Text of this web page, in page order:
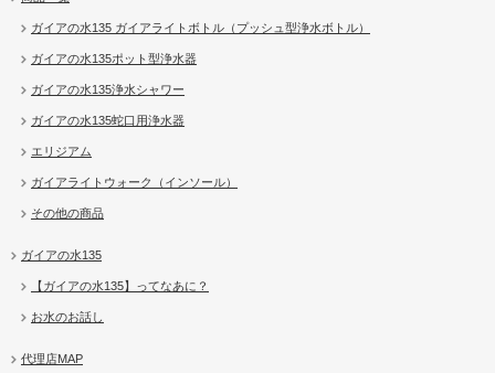
ガイアの水135 ガイアライトボトル（プッシュ型浄水ボトル）
ガイアの水135ポット型浄水器
ガイアの水135浄水シャワー
ガイアの水135蛇口用浄水器
エリジアム
ガイアライトウォーク（インソール）
その他の商品
ガイアの水135
【ガイアの水135】ってなあに？
お水のお話し
代理店MAP